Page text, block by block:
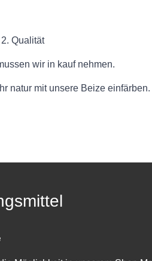
Qualität
wir in kauf nehmen.
natur mit unsere Beize einfärben.